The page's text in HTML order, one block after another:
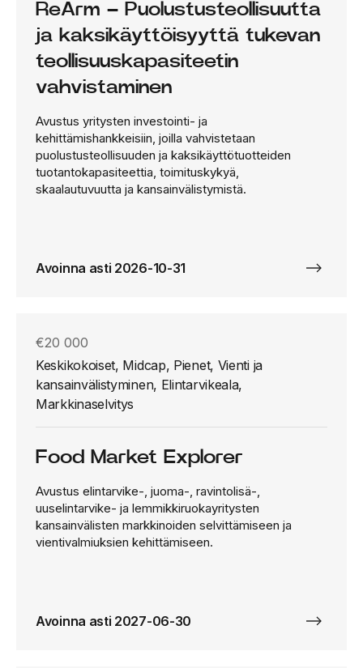
ReArm – Puolustusteollisuutta
ja kaksikäyttöisyyttä tukevan
teollisuuskapasiteetin
vahvistaminen
Avustus yritysten investointi- ja
kehittämishankkeisiin, joilla vahvistetaan
puolustusteollisuuden ja kaksikäyttötuotteiden
tuotantokapasiteettia, toimituskykyä,
skaalautuvuutta ja kansainvälistymistä.
Avoinna asti 2026-10-31
€20 000
Keskikokoiset, Midcap, Pienet, Vienti ja
kansainvälistyminen, Elintarvikeala,
Markkinaselvitys
Food Market Explorer
Avustus elintarvike-, juoma-, ravintolisä-,
uuselintarvike- ja lemmikkiruokayritysten
kansainvälisten markkinoiden selvittämiseen ja
vientivalmiuksien kehittämiseen.
Avoinna asti 2027-06-30